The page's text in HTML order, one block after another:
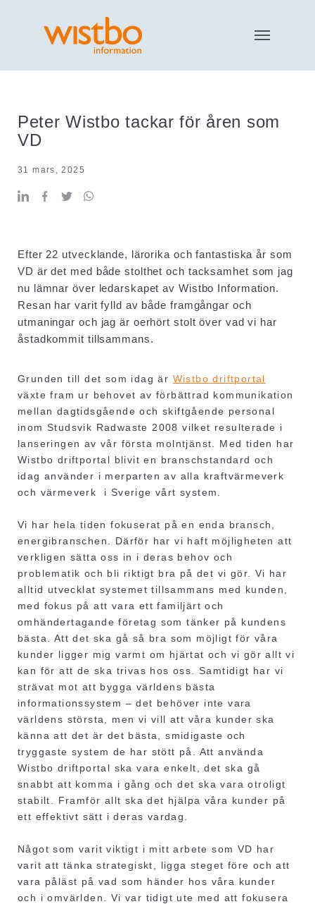
Peter Wistbo tackar för åren som
VD
31 mars, 2025
Efter 22 utvecklande, lärorika och fantastiska år som
VD är det med både stolthet och tacksamhet som jag
nu lämnar över ledarskapet av Wistbo Information.
Resan har varit fylld av både framgångar och
utmaningar och jag är oerhört stolt över vad vi har
åstadkommit tillsammans.
Grunden till det som idag är Wistbo driftportal
växte fram ur behovet av förbättrad kommunikation
mellan dagtidsgående och skiftgående personal
inom Studsvik Radwaste 2008 vilket resulterade i
lanseringen av vår första molntjänst. Med tiden har
Wistbo driftportal blivit en branschstandard och
idag använder i merparten av alla kraftvärmeverk
och värmeverk i Sverige vårt system.
Vi har hela tiden fokuserat på en enda bransch,
energibranschen. Därför har vi haft möjligheten att
verkligen sätta oss in i deras behov och
problematik och bli riktigt bra på det vi gör. Vi har
alltid utvecklat systemet tillsammans med kunden,
med fokus på att vara ett familjärt och
omhändertagande företag som tänker på kundens
bästa. Att det ska gå så bra som möjligt för våra
kunder ligger mig varmt om hjärtat och vi gör allt vi
kan för att de ska trivas hos oss. Samtidigt har vi
strävat mot att bygga världens bästa
informationssystem – det behöver inte vara
världens största, men vi vill att våra kunder ska
känna att det är det bästa, smidigaste och
tryggaste system de har stött på. Att använda
Wistbo driftportal ska vara enkelt, det ska gå
snabbt att komma i gång och det ska vara otroligt
stabilt. Framför allt ska det hjälpa våra kunder på
ett effektivt sätt i deras vardag.
Något som varit viktigt i mitt arbete som VD har
varit att tänka strategiskt, ligga steget före och att
vara påläst på vad som händer hos våra kunder
och i omvärlden. Vi var tidigt ute med att fokusera